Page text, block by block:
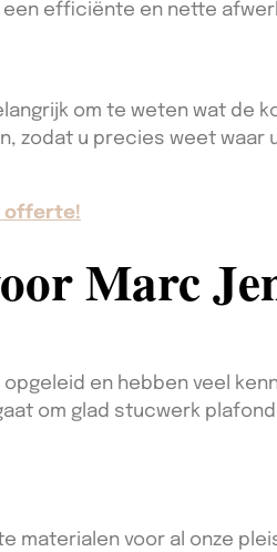
efficiënte en nette
om te weten wat de
zodat u precies weet waar
offerte!
Marc
en hebben veel
om glad stucwerk
materialen voor al onze